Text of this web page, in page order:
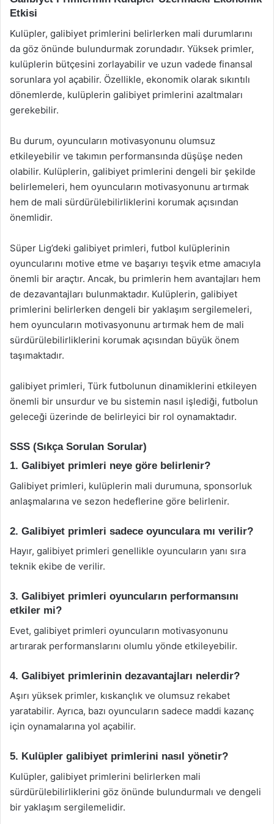
Etkisi
Kulüpler, galibiyet primlerini belirlerken mali durumlarını
da göz önünde bulundurmak zorundadır. Yüksek primler,
kulüplerin bütçesini zorlayabilir ve uzun vadede finansal
sorunlara yol açabilir. Özellikle, ekonomik olarak sıkıntılı
dönemlerde, kulüplerin galibiyet primlerini azaltmaları
gerekebilir.
Bu durum, oyuncuların motivasyonunu olumsuz
etkileyebilir ve takımın performansında düşüşe neden
olabilir. Kulüplerin, galibiyet primlerini dengeli bir şekilde
belirlemeleri, hem oyuncuların motivasyonunu artırmak
hem de mali sürdürülebilirliklerini korumak açısından
önemlidir.
Süper Lig’deki galibiyet primleri, futbol kulüplerinin
oyuncularını motive etme ve başarıyı teşvik etme amacıyla
önemli bir araçtır. Ancak, bu primlerin hem avantajları hem
de dezavantajları bulunmaktadır. Kulüplerin, galibiyet
primlerini belirlerken dengeli bir yaklaşım sergilemeleri,
hem oyuncuların motivasyonunu artırmak hem de mali
sürdürülebilirliklerini korumak açısından büyük önem
taşımaktadır.
galibiyet primleri, Türk futbolunun dinamiklerini etkileyen
önemli bir unsurdur ve bu sistemin nasıl işlediği, futbolun
geleceği üzerinde de belirleyici bir rol oynamaktadır.
SSS (Sıkça Sorulan Sorular)
1. Galibiyet primleri neye göre belirlenir?
Galibiyet primleri, kulüplerin mali durumuna, sponsorluk
anlaşmalarına ve sezon hedeflerine göre belirlenir.
2. Galibiyet primleri sadece oyunculara mı verilir?
Hayır, galibiyet primleri genellikle oyuncuların yanı sıra
teknik ekibe de verilir.
3. Galibiyet primleri oyuncuların performansını
etkiler mi?
Evet, galibiyet primleri oyuncuların motivasyonunu
artırarak performanslarını olumlu yönde etkileyebilir.
4. Galibiyet primlerinin dezavantajları nelerdir?
Aşırı yüksek primler, kıskançlık ve olumsuz rekabet
yaratabilir. Ayrıca, bazı oyuncuların sadece maddi kazanç
için oynamalarına yol açabilir.
5. Kulüpler galibiyet primlerini nasıl yönetir?
Kulüpler, galibiyet primlerini belirlerken mali
sürdürülebilirliklerini göz önünde bulundurmalı ve dengeli
bir yaklaşım sergilemelidir.